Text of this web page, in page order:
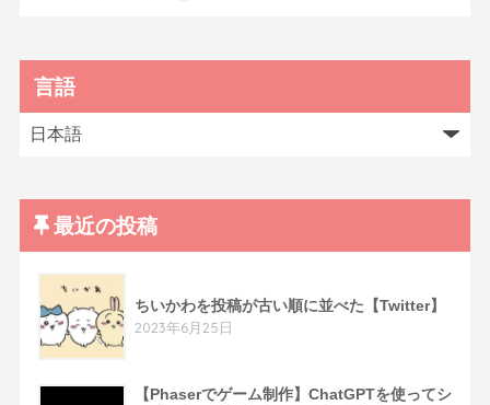
言語
最近の投稿
ちいかわを投稿が古い順に並べた【Twitter】
2023年6月25日
【Phaserでゲーム制作】ChatGPTを使ってシ